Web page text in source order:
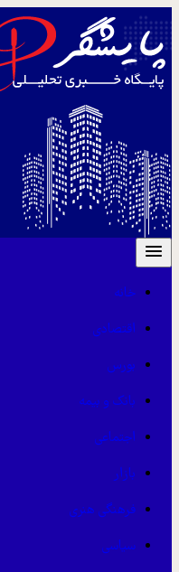
خانه
اقتصادی
بورس
بانک و بیمه
اجتماعی
بازار
فرهنگی هنری
سیاسی